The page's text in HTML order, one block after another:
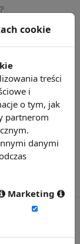
cookie
treści
i
o tym, jak
partnerom
danymi
Marketing